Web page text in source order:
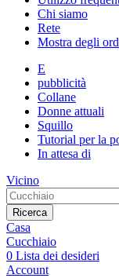
Chi siamo
Rete
Mostra degli
E
pubblicità
Collane
Donne attuali
Squillo
Tutorial per la
In attesa di
Vicino
Ricerca
Casa
Cucchiaio
0 Lista dei desideri
Account